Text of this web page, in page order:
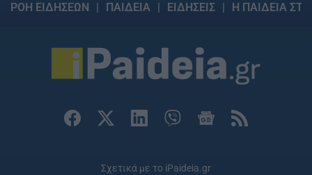
ΡΟΗ ΕΙΔΗΣΕΩΝ ΠΑΙΔΕΙΑ ΕΙΔΗΣΕΙΣ Η ΠΑΙΔΕΙΑ
Σχετικά με το iPaideia.gr